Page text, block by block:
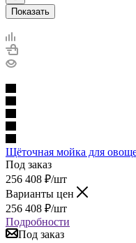
Показать
Щёточная мойка для
Под заказ
256 408 ₽/шт
Варианты цен
256 408 ₽/шт
Подробности
Под заказ